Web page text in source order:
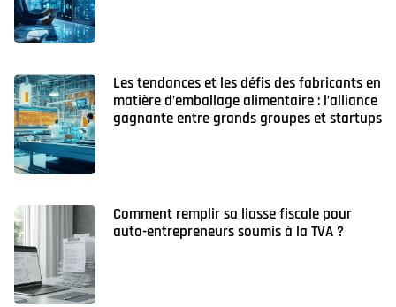
Les tendances et les défis des fabricants en
matière d’emballage alimentaire : l’alliance
gagnante entre grands groupes et startups
Comment remplir sa liasse fiscale pour
auto-entrepreneurs soumis à la TVA ?